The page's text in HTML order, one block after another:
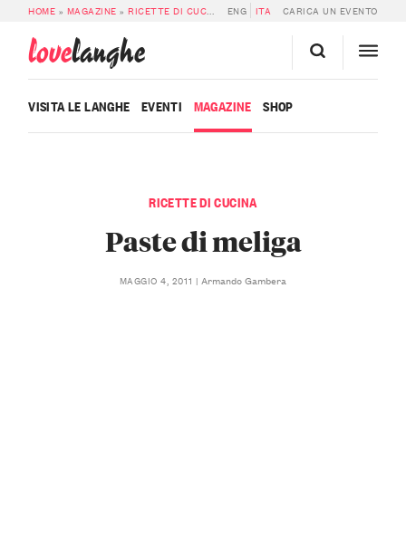
HOME » MAGAZINE »RICETTE DI CUCINA »PASTE DI MELIGA
ENG ITA CARICA UN EVENTO
lovelanghe
VISITA LE LANGHE EVENTI MAGAZINE SHOP
RICETTE DI CUCINA
Paste di meliga
MAGGIO 4, 2011 Armando Gambera